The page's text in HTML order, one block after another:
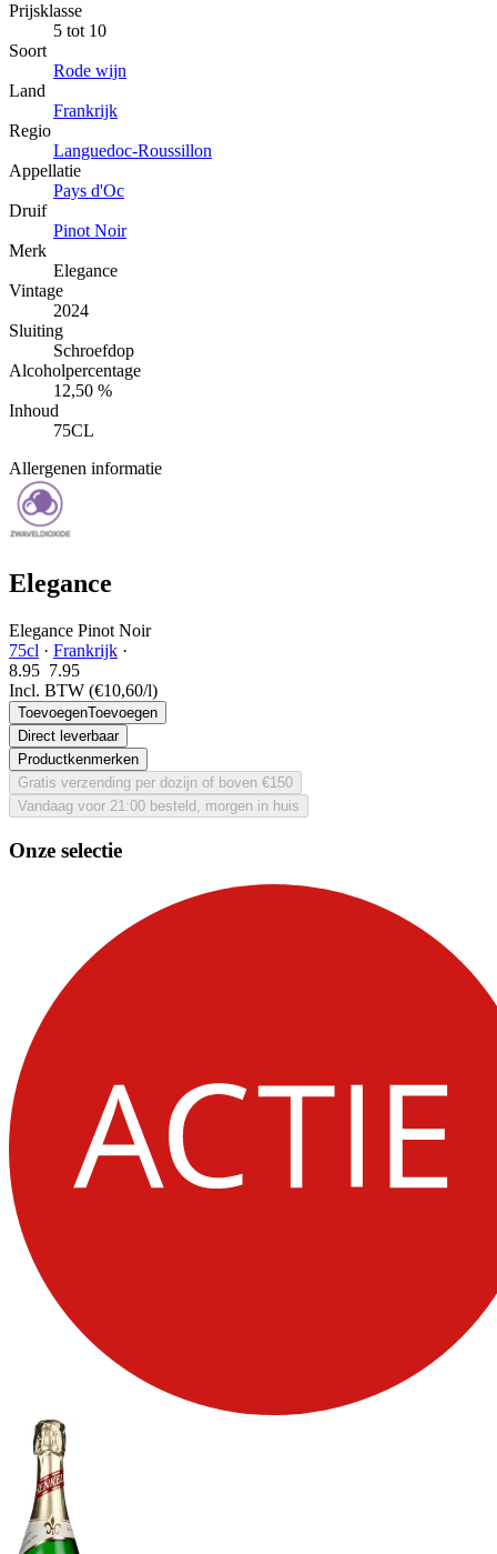
Prijsklasse
5 tot 10
Soort
Rode wijn
Land
Frankrijk
Regio
Languedoc-Roussillon
Appellatie
Pays d'Oc
Druif
Pinot Noir
Merk
Elegance
Vintage
2024
Sluiting
Schroefdop
Alcoholpercentage
12,50 %
Inhoud
75CL
Allergenen informatie
Elegance
Elegance Pinot Noir
75cl · Frankrijk ·
8.95 7.95
Incl. BTW (€10,60/l)
ToevoegenToevoegen
Direct leverbaar
Productkenmerken
Gratis verzending per dozijn of boven €150
Vandaag voor 21:00 besteld, morgen in huis
Onze selectie